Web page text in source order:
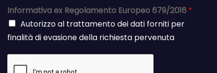
Informativa ex Regolamento Europeo 679/2016 *
Autorizzo al trattamento dei dati forniti per
finalità di evasione della richiesta pervenuta